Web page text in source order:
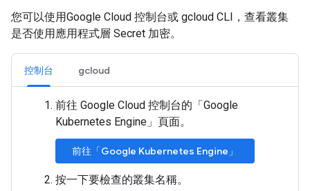
您可以使用Google Cloud 控制台或 gcloud CLI，查看叢集
是否使用應用程式層 Secret 加密。
控制台 gcloud
前往 Google Cloud 控制台的「Google
Kubernetes Engine」 頁面。
前往「Google Kubernetes Engine」
按一下要檢查的叢集名稱。